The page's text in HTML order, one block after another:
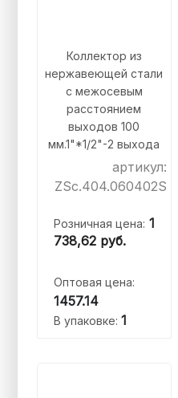
Коллектор из
нержавеющей стали
с межосевым
расстоянием
выходов 100
мм.1"*1/2"-2 выхода
артикул:
ZSc.404.060402S
Розничная цена: 1
738,62 руб.
Оптовая цена:
1457.14
В упаковке:1